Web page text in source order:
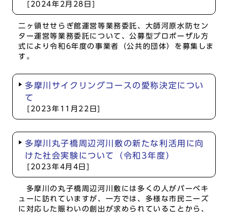
[2024年2月28日]
二ヶ領せせらぎ館運営等業務委託、大師河原水防セン
ター運営等業務委託について、公募型プロポーザル方
式により令和6年度の事業者（公共的団体）を募集しま
す。
多摩川サイクリングコースの愛称決定につい
て
[2023年11月22日]
多摩川丸子橋周辺河川敷の新たな利活用に向
けた社会実験について（令和3年度）
[2023年4月4日]
多摩川の丸子橋周辺河川敷には多くの人がバーベキ
ューに訪れていますが、一方では、多様な市民ニーズ
に対応した賑わいの創出が求められていることから、